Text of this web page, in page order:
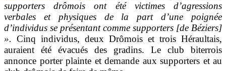
supporters drômois ont été victimes d’agressions
verbales et physiques de la part d’une poignée
d’individus se présentant comme supporters [de Béziers]
». Cinq individus, deux Drômois et trois Héraultais,
auraient été évacués des gradins. Le club biterrois
annonce porter plainte et demande aux supporters et au